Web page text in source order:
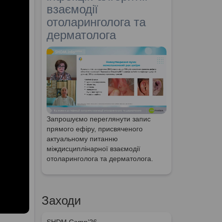
взаємодії
отоларинголога та
дерматолога
Запрошуємо переглянути запис
прямого ефіру, присвяченого
актуальному питанню
міждисциплінарної взаємодії
отоларинголога та дерматолога.
Заходи